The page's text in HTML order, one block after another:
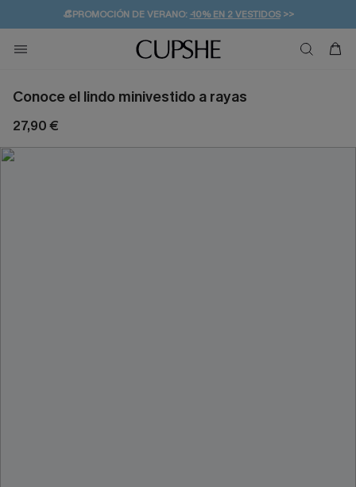
👒PROMOCIÓN DE VERANO:-10% EN 2 VESTIDOS>>
💌¡SUSCRIBIRSE & GANAR -10% EXTRA!
🚚ENVÍO GRATUITO A PARTIR DE 49 € >>
Conoce el lindo minivestido a rayas
27,90 €